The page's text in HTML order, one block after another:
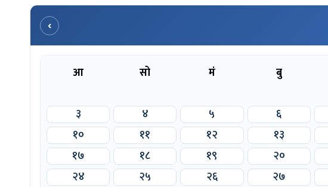
‹
आ सो मं बु
३
४ ५ ६
१०
११ १२ १३
१७
१८ १९ २०
२४
२५ २६ २७